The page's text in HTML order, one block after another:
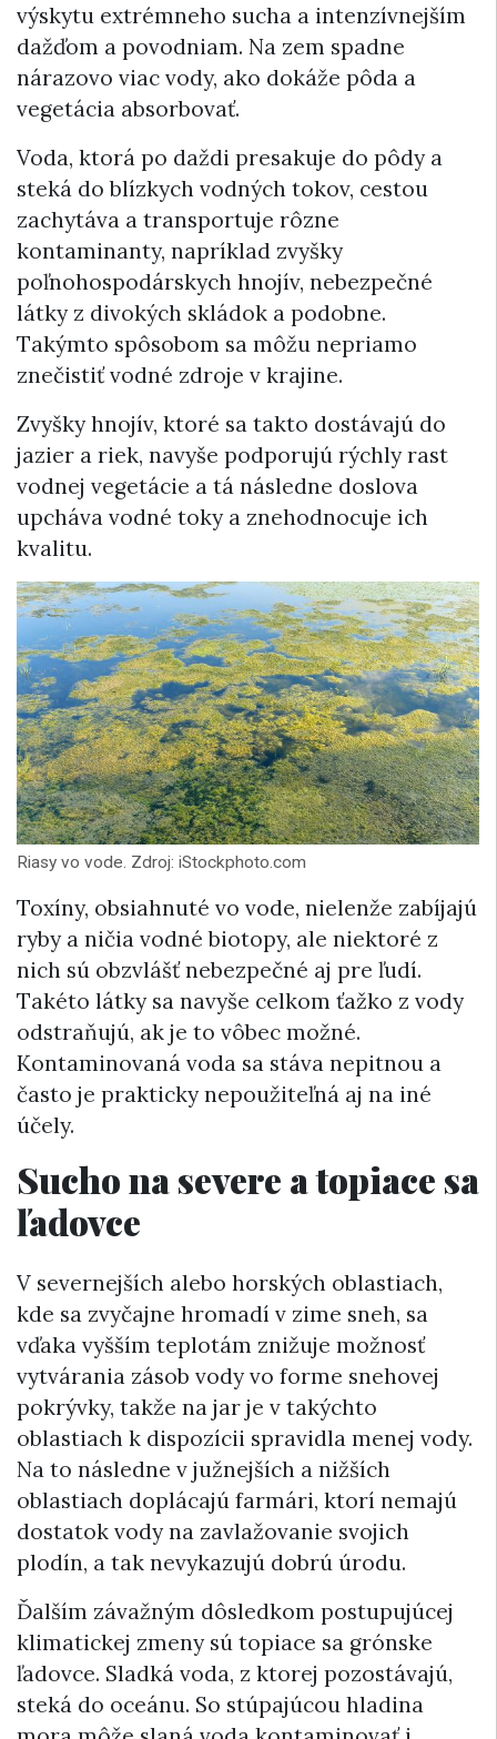
výskytu extrémneho sucha a intenzívnejším
dažďom a povodniam. Na zem spadne
nárazovo viac vody, ako dokáže pôda a
vegetácia absorbovať.
Voda, ktorá po daždi presakuje do pôdy a
steká do blízkych vodných tokov, cestou
zachytáva a transportuje rôzne
kontaminanty, napríklad zvyšky
poľnohospodárskych hnojív, nebezpečné
látky z divokých skládok a podobne.
Takýmto spôsobom sa môžu nepriamo
znečistiť vodné zdroje v krajine.
Zvyšky hnojív, ktoré sa takto dostávajú do
jazier a riek, navyše podporujú rýchly rast
vodnej vegetácie a tá následne doslova
upcháva vodné toky a znehodnocuje ich
kvalitu.
Riasy vo vode. Zdroj: iStockphoto.com
Toxíny, obsiahnuté vo vode, nielenže zabíjajú
ryby a ničia vodné biotopy, ale niektoré z
nich sú obzvlášť nebezpečné aj pre ľudí.
Takéto látky sa navyše celkom ťažko z vody
odstraňujú, ak je to vôbec možné.
Kontaminovaná voda sa stáva nepitnou a
často je prakticky nepoužiteľná aj na iné
účely.
Sucho na severe a topiace sa
ľadovce
V severnejších alebo horských oblastiach,
kde sa zvyčajne hromadí v zime sneh, sa
vďaka vyšším teplotám znižuje možnosť
vytvárania zásob vody vo forme snehovej
pokrývky, takže na jar je v takýchto
oblastiach k dispozícii spravidla menej vody.
Na to následne v južnejších a nižších
oblastiach doplácajú farmári, ktorí nemajú
dostatok vody na zavlažovanie svojich
plodín, a tak nevykazujú dobrú úrodu.
Ďalším závažným dôsledkom postupujúcej
klimatickej zmeny sú topiace sa grónske
ľadovce. Sladká voda, z ktorej pozostávajú,
steká do oceánu. So stúpajúcou hladina